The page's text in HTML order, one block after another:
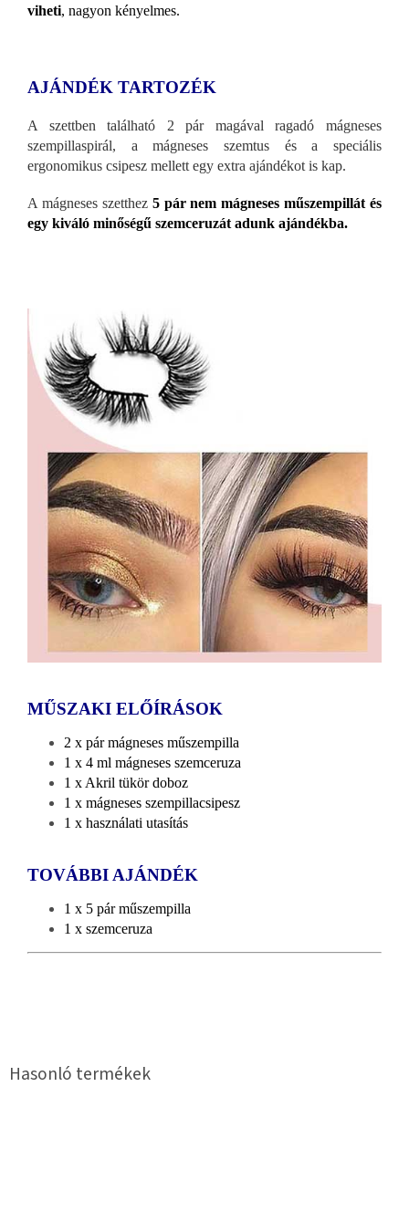
viheti, nagyon kényelmes.
AJÁNDÉK TARTOZÉK
A szettben található 2 pár magával ragadó mágneses
szempillaspirál, a mágneses szemtus és a speciális
ergonomikus csipesz mellett egy extra ajándékot is kap.
A mágneses szetthez 5 pár nem mágneses műszempillát és
egy kiváló minőségű szemceruzát adunk ajándékba.
MŰSZAKI ELŐÍRÁSOK
2 x pár mágneses műszempilla
1 x 4 ml mágneses szemceruza
1 x Akril tükör doboz
1 x mágneses szempillacsipesz
1 x használati utasítás
TOVÁBBI AJÁNDÉK
1 x 5 pár műszempilla
1 x szemceruza